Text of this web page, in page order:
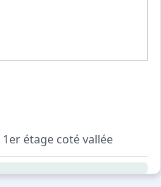
étage coté vallée